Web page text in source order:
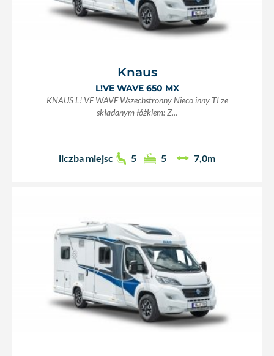
Knaus
L!VE WAVE 650 MX
KNAUS L! VE WAVE Wszechstronny Nieco inny TI ze
składanym łóżkiem: Z...
liczba miejsc 5 5 7,0m